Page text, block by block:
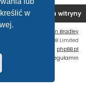
w
Usuń ciasteczka witryny
Ian Bradley
Software © phpBB Limited
phpBB.pl
Regulamin